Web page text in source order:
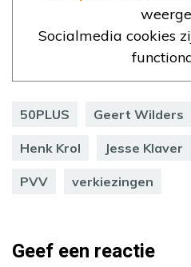
Socialmedia cookies
50PLUS Geert Wilders
Henk Krol Jesse Klaver
PVV verkiezingen
Geef een reactie